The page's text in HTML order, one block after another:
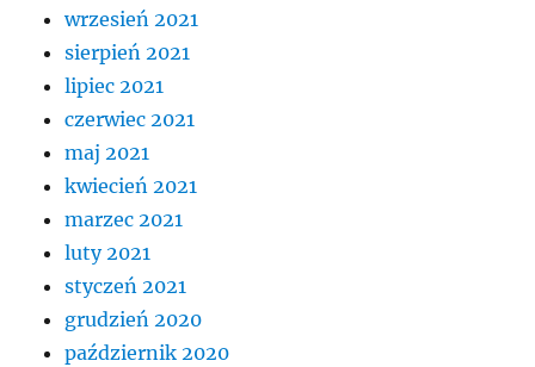
wrzesień 2021
sierpień 2021
lipiec 2021
czerwiec 2021
maj 2021
kwiecień 2021
marzec 2021
luty 2021
styczeń 2021
grudzień 2020
październik 2020